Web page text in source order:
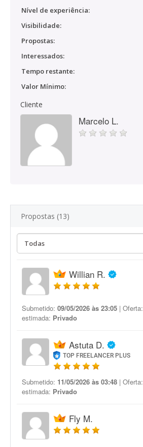
Nível de experiência:
Visibilidade:
Propostas:
Interessados:
Tempo restante:
Valor Mínimo:
Cliente
Marcelo L.
Propostas (13)
Willian R.
Submetido: 09/05/2026 às 23:05 | Oferta:
estimada: Privado
Astuta D.
TOP FREELANCER PLUS
Submetido: 11/05/2026 às 03:48 | Oferta:
estimada: Privado
Fly M.